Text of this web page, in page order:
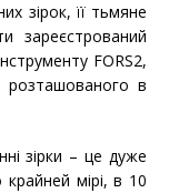
зірок, її тьмяне
зареєстрований
FORS2,
розташованого в
зірки – це дуже
мірі, в 10